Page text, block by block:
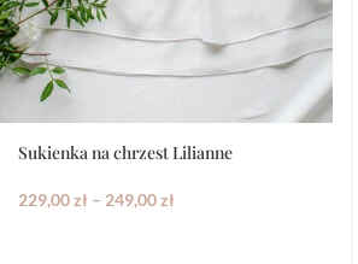
Sukienka na chrzest Lilianne
229,00zł – 249,00zł